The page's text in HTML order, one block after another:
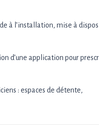
à l’installation, mise à
d’une application pour
: espaces de détente,